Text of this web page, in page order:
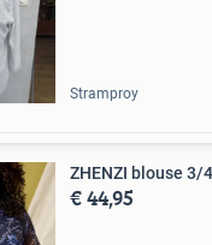
Stramproy
ZHENZI blouse 3/
€ 44,95